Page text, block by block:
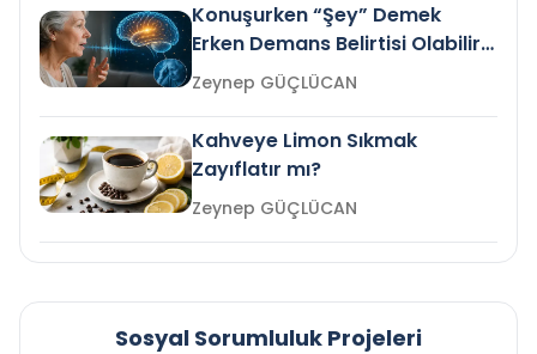
Konuşurken “Şey” Demek
Erken Demans Belirtisi Olabilir
mi?
Zeynep GÜÇLÜCAN
Kahveye Limon Sıkmak
Zayıflatır mı?
Zeynep GÜÇLÜCAN
Sosyal Sorumluluk Projeleri